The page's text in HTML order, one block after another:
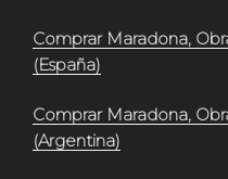
Comprar Maradona,
(España)
Comprar Maradona,
(Argentina)